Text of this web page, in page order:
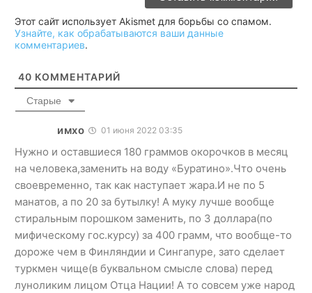
Этот сайт использует Akismet для борьбы со спамом.
Узнайте, как обрабатываются ваши данные
комментариев.
40 КОММЕНТАРИЙ
Старые
имхо 01 июня 2022 03:35
Нужно и оставшиеся 180 граммов окорочков в месяц
на человека,заменить на воду «Буратино».Что очень
своевременно, так как наступает жара.И не по 5
манатов, а по 20 за бутылку! А муку лучше вообще
стиральным порошком заменить, по 3 доллара(по
мифическому гос.курсу) за 400 грамм, что вообще-то
дороже чем в Финляндии и Сингапуре, зато сделает
туркмен чище(в буквальном смысле слова) перед
луноликим лицом Отца Нации! А то совсем уже народ